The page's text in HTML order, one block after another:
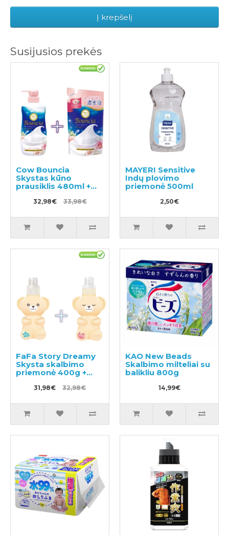
Į krepšelį
Susijusios prekės
Cow Bouncia
Skystas kūno
prausiklis 480ml +
užpildas 360ml
32,98€ 33,98€
MAYERI Sensitive
Indų plovimo
priemonė 500ml
2,50€
FaFa Story Dreamy
Skysta skalbimo
priemonė 400g +
Skalbinių minkštiklis
450g31,98€ 32,98€
KAO New Beads
Skalbimo milteliai su
balikliu 800g
14,99€